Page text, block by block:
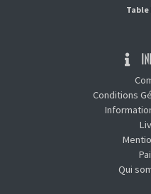
Conditions
Qui